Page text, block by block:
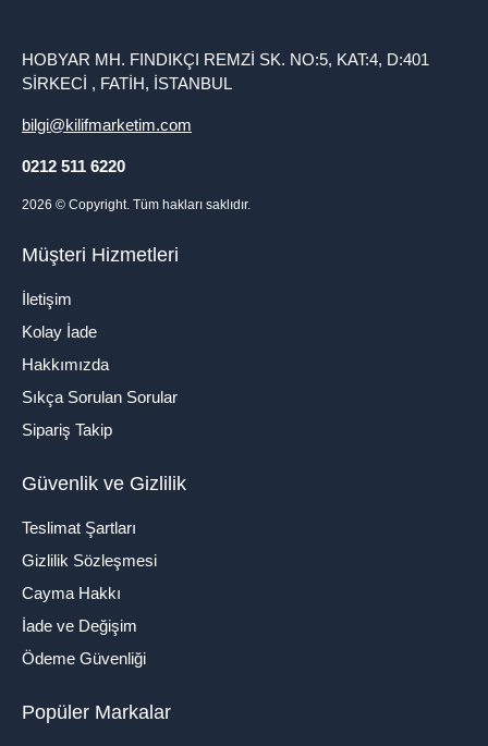
HOBYAR MH. FINDIKÇI REMZİ SK. NO:5, KAT:4, D:401
SİRKECİ , FATİH, İSTANBUL
bilgi@kilifmarketim.com
0212 511 6220
2026 © Copyright. Tüm hakları saklıdır.
Müşteri Hizmetleri
İletişim
Kolay İade
Hakkımızda
Sıkça Sorulan Sorular
Sipariş Takip
Güvenlik ve Gizlilik
Teslimat Şartları
Gizlilik Sözleşmesi
Cayma Hakkı
İade ve Değişim
Ödeme Güvenliği
Popüler Markalar